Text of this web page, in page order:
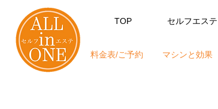
TOP セルフエス
料金表/ご予約 マシンと効果